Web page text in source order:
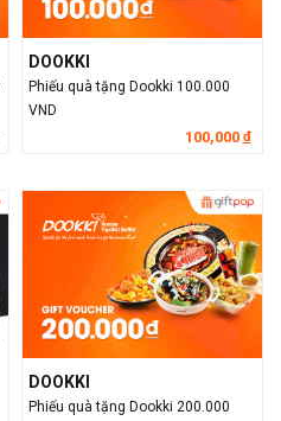
DOOKKI
Phiếu quà tặng Dookki 100.000
VND
100,000 đ
DOOKKI
Phiếu quà tặng Dookki 200.000